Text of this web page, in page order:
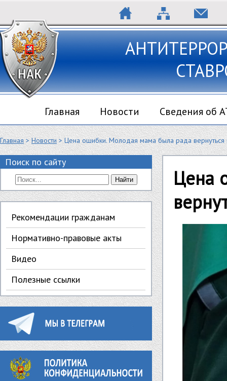
Главная Новости Сведения об
Главная>Новости> Цена ошибки. Молодая мама была рада вернуться
Поиск по сайту
Найти
Рекомендации гражданам
Нормативно-правовые акты
Видео
Полезные ссылки
Цена